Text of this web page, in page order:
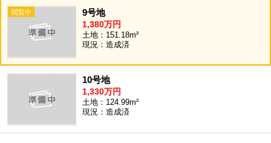
9号地
1,380万円
土地：151.18m²
現況：造成済
10号地
1,330万円
土地：124.99m²
現況：造成済